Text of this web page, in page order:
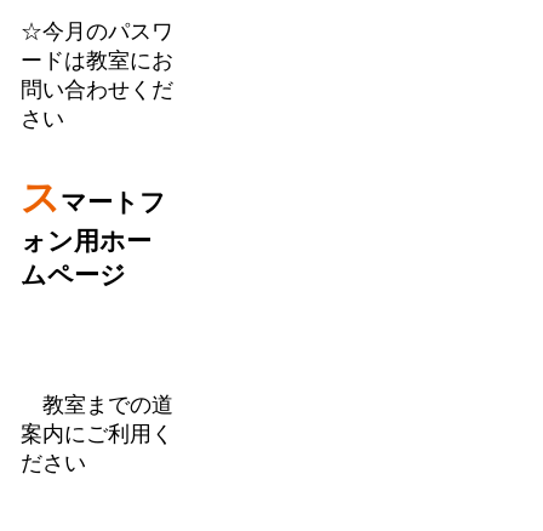
☆今月のパスワ
ードは教室にお
問い合わせくだ
さい
スマートフ
ォン用ホー
ムページ
教室までの道
案内にご利用く
ださい